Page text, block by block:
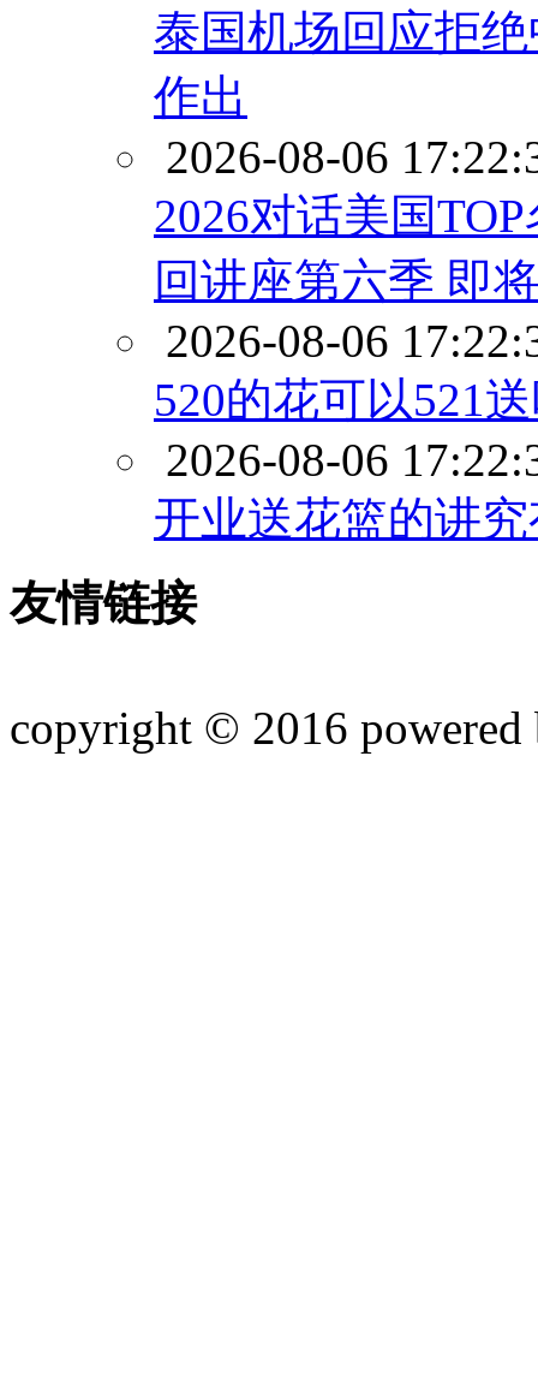
泰国机场回应拒
作出
2026-08-06
2026对话美国
回讲座第六季 即
2026-08-06
520的花可以521
2026-08-06
开业送花篮的讲
友情链接
copyright © 2016